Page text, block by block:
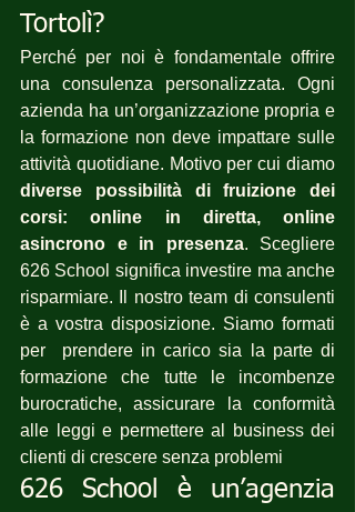
Tortolì?
Perché per noi è fondamentale offrire
una consulenza personalizzata. Ogni
azienda ha un’organizzazione propria e
la formazione non deve impattare sulle
diverse possibilità di fruizione dei
corsi: online in diretta, online
asincrono e in presenza. Scegliere
626 School significa investire ma anche
risparmiare. Il nostro team di consulenti
è a vostra disposizione. Siamo formati
per  prendere in carico sia la parte di
formazione che tutte le incombenze
burocratiche, assicurare la conformità
alle leggi e permettere al business dei
clienti di crescere senza problemi
626 School è un’agenzia